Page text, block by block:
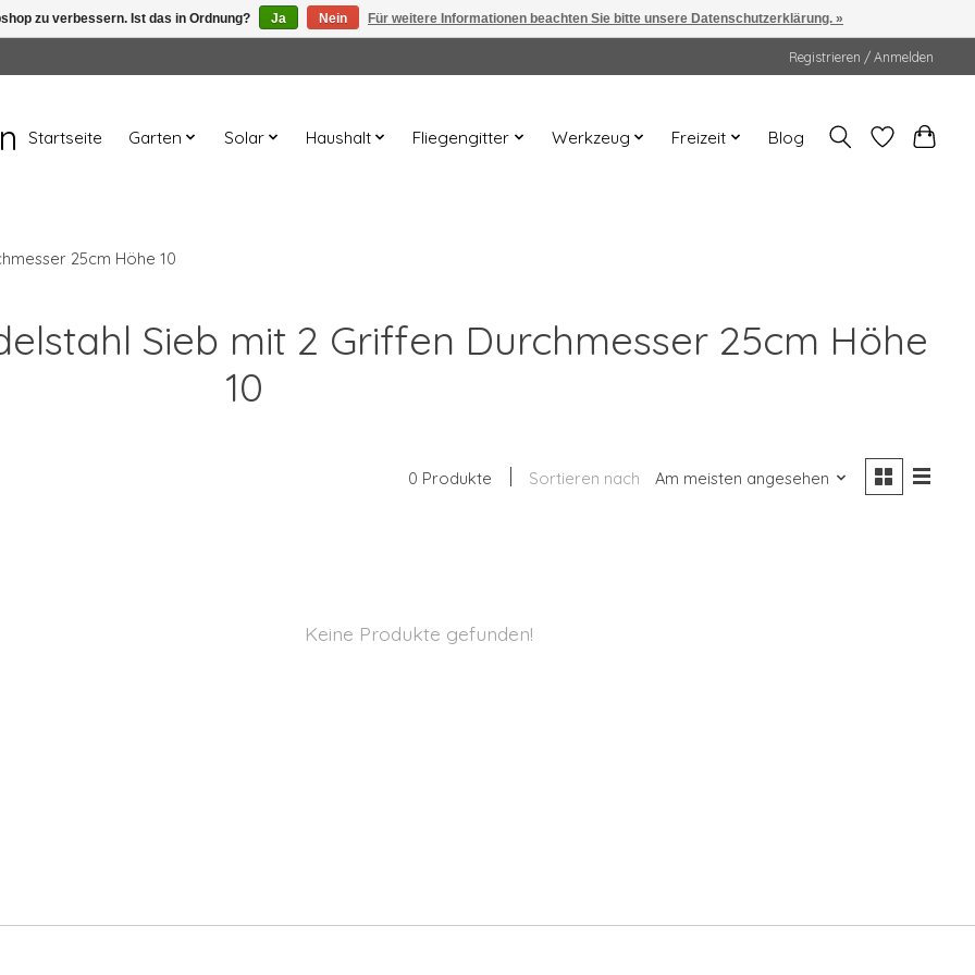
Registrieren / Anmelden
Startseite Garten Solar Haushalt Fliegengitter Werkzeug Freizeit Blog
25cm Höhe 10
Sieb mit 2 Griffen Durchmesser 25cm Höhe
10
0 Produkte Sortieren nach Am meisten angesehen
Keine Produkte gefunden!
zu verbessern. Ist das in Ordnung? Ja Nein Für weitere Informationen beachten Sie bitte unsere Datenschutzerklärung. »